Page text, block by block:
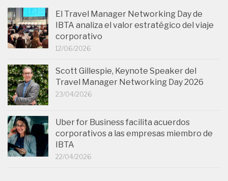
El Travel Manager Networking Day de
IBTA analiza el valor estratégico del viaje
corporativo
12/06/2026
Scott Gillespie, Keynote Speaker del
Travel Manager Networking Day 2026
23/04/2026
Uber for Business facilita acuerdos
corporativos a las empresas miembro de
IBTA
22/04/2026